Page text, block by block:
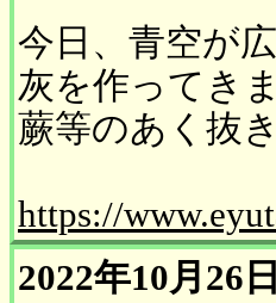
今日、青空が
灰を作ってき
蕨等のあく抜
https://
2022年10月26